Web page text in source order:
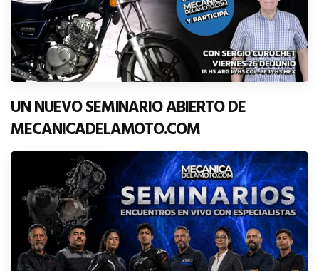
UN NUEVO SEMINARIO ABIERTO DE
MECANICADELAMOTO.COM